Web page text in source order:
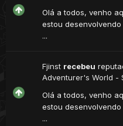
Olá a todos, venho
estou
...
Fjinst recebeu
Adventurer's World -
Olá a todos, venho
estou
...